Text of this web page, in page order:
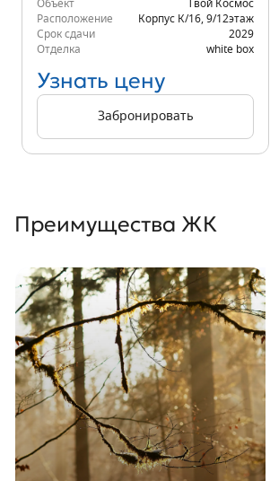
Объект
Твой Космос
Расположение
Корпус К/16 9/12этаж
Срок сдачи
2029
Отделка
white box
Узнать цену
Забронировать
Преимущества ЖК